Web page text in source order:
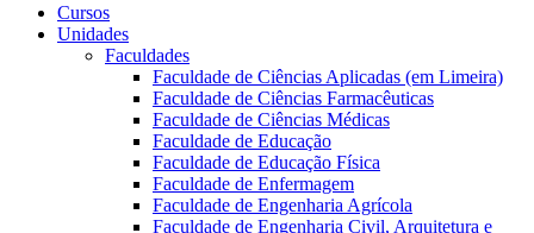
Cursos
Unidades
Faculdades
Faculdade de Ciências Aplicadas (em Limeira)
Faculdade de Ciências Farmacêuticas
Faculdade de Ciências Médicas
Faculdade de Educação
Faculdade de Educação Física
Faculdade de Enfermagem
Faculdade de Engenharia Agrícola
Faculdade de Engenharia Civil, Arquitetura e